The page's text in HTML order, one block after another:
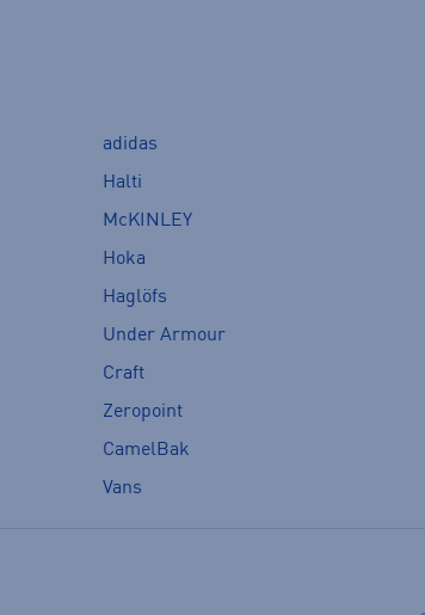
adidas
Halti
McKINLEY
Hoka
Haglöfs
Under Armour
Craft
Zeropoint
CamelBak
Vans